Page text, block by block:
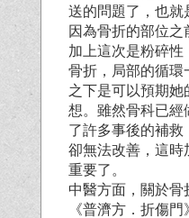
送的問題了，也就
因為骨折的部位之
加上這次是粉碎性
骨折，局部的循環
之下是可以預期她
想。雖然骨科已經
了許多事後的補
卻無法改善，這時
重要了。
中醫方面，關於
《普濟方．折傷